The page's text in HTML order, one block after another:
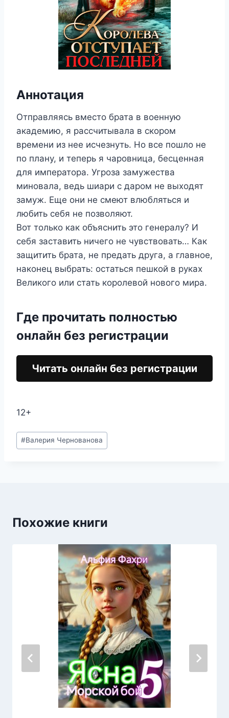
Аннотация
Отправляясь вместо брата в военную
академию, я рассчитывала в скором
времени из нее исчезнуть. Но все пошло не
по плану, и теперь я чаровница, бесценная
для императора. Угроза замужества
миновала, ведь шиари с даром не выходят
замуж. Еще они не смеют влюбляться и
любить себя не позволяют.
Вот только как объяснить это генералу? И
себя заставить ничего не чувствовать… Как
защитить брата, не предать друга, а главное,
наконец выбрать: остаться пешкой в руках
Великого или стать королевой нового мира.
Где прочитать полностью
онлайн без регистрации
Читать онлайн без регистрации
12+
Метки
записи:
#Валерия Чернованова
Похожие книги